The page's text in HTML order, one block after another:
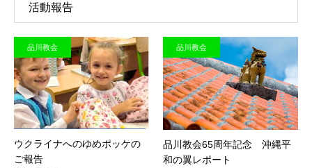
活動報告
品川教会
ウクライナへのゆめポッケの
ご報告
品川教会
品川教会65周年記念 沖縄平
和の翼レポート